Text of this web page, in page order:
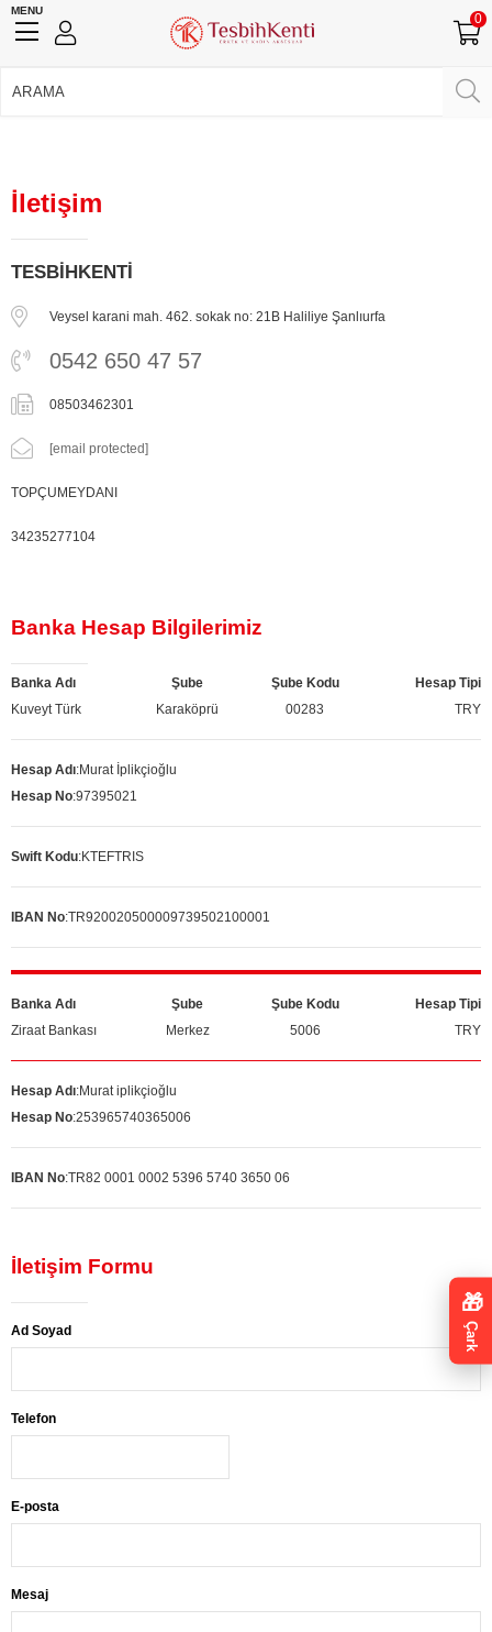
MENU
0
İletişim
TESBİHKENTİ
Veysel karani mah. 462. sokak no: 21B Haliliye Şanlıurfa
0542 650 47 57
08503462301
[email protected]
TOPÇUMEYDANI
34235277104
Banka Hesap Bilgilerimiz
Banka Adı
Kuveyt Türk
Şube
Karaköprü
Şube Kodu
00283
Hesap Tipi
TRY
Hesap Adı:Murat İplikçioğlu
Hesap No:97395021
Swift Kodu:KTEFTRIS
IBAN No:TR920020500009739502100001
Banka Adı
Ziraat Bankası
Şube
Merkez
Şube Kodu
5006
Hesap Tipi
TRY
Hesap Adı:Murat iplikçioğlu
Hesap No:253965740365006
IBAN No:TR82 0001 0002 5396 5740 3650 06
İletişim Formu
Ad Soyad
Telefon
E-posta
Mesaj
🎁
Çark